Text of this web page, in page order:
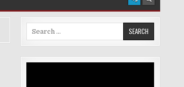
Search for: